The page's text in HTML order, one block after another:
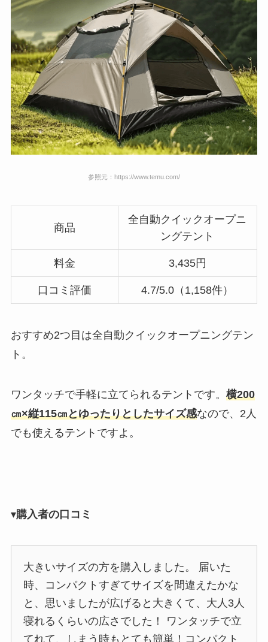
参照元：https://www.temu.com/
商品
全自動クイックオープニ
ングテント
料金 3,435円
口コミ評価 4.7/5.0（1,158件）
おすすめ2つ目は全自動クイックオープニングテン
ト。
ワンタッチで手軽に立てられるテントです。 横200
㎝×縦115㎝とゆったりとしたサイズ感なので、2人
でも使えるテントですよ。
▾購入者の口コミ
大きいサイズの方を購入しました。 届いた
時、コンパクトすぎてサイズを間違えたかな
と、思いましたが広げると大きくて、大人3人
寝れるくらいの広さでした！ ワンタッチで立
てれて、しまう時もとても簡単！コンパクト